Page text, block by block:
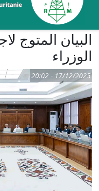
البيان المتوج
الوزراء
17/12/2025 - 20:02